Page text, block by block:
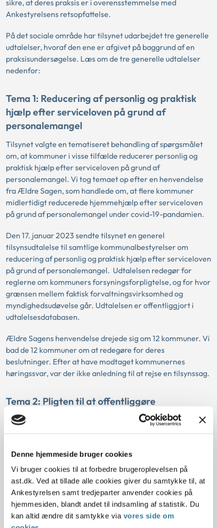
Denne hjemmeside bruger cookies
Vi bruger cookies til at forbedre brugeroplevelsen på
ast.dk. Ved at tillade alle cookies giver du samtykke til, at
Ankestyrelsen samt tredjeparter anvender cookies på
hjemmesiden, blandt andet til indsamling af statistik. Du
kan altid ændre dit samtykke via vores side om
sikre, at deres praksis er i overensstemmelse med
Ankestyrelsens retsopfattelse.
På det sociale område har tilsynet udarbejdet tre generelle
udtalelser, hvoraf den ene er afgivet på baggrund af en
praksisundersøgelse. Læs om de tre generelle udtalelser
nedenfor:
Tema 1: Reducering af personlig og praktisk
hjælp efter serviceloven på grund af
personalemangel
Tilsynet valgte en tematiseret behandling af spørgsmålet
om, at kommuner i visse tilfælde reducerer personlig og
praktisk hjælp efter serviceloven på grund af
personalemangel. Vi tog temaet op efter en henvendelse
fra Ældre Sagen, som handlede om, at flere kommuner
midlertidigt reducerede hjemmehjælp efter serviceloven
på grund af personalemangel under covid-19-pandamien.
Den 17. januar 2023 sendte tilsynet en generel
tilsynsudtalelse til samtlige kommunalbestyrelser om
reducering af personlig og praktisk hjælp efter serviceloven
på grund af personalemangel. Udtalelsen redegør for
reglerne om kommuners forsyningsforpligtelse, og for hvor
grænsen mellem faktisk forvaltningsvirksomhed og
myndighedsudøvelse går. Udtalelsen er offentliggjort i
udtalelsesdatabasen.
Ældre Sagens henvendelse drejede sig om 12 kommuner. Vi
bad de 12 kommuner om at redegøre for deres
beslutninger. Efter at have modtaget kommunernes
høringssvar, var der ikke anledning til at rejse en tilsynssag.
Tema 2: Pligten til at offentliggøre
sagsbehandlingsfrister
En anden tematiseret tilsynsindsats i 2023 var
stk. 2. Ifølge bestemmelsen skal kommunalbestyrelsen på
de enkelte sagsområder på socialområdet fastsætte frister
for, hvor lang tid der må gå fra, at de har modtaget en
ansøgning, til de har truffet afgørelse. Fristerne skal
offentliggøres.
Ankestyrelsens tilsyn har i en længere årrække modtaget